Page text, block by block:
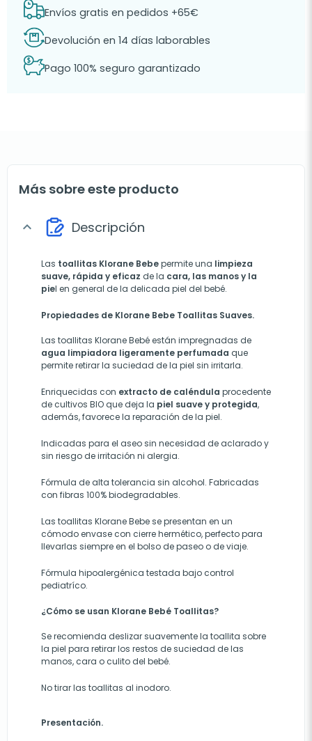
Envíos gratis en pedidos +65€
Devolución en 14 días laborables
Pago 100% seguro garantizado
Más sobre este producto
expand_more Descripción
Las toallitas Klorane Bebepermite una limpieza
suave, rápida y eficaz de la cara, las manos y la
piel en general de la delicada piel del bebé.
Propiedades de Klorane Bebe Toallitas Suaves.
Las toallitas Klorane Bebé están impregnadas de
agua limpiadora ligeramente perfumada que
permite retirar la suciedad de la piel sin irritarla.
Enriquecidas con extracto de caléndula procedente
de cultivos BIO que deja la piel suave y protegida,
además, favorece la reparación de la piel.
Indicadas para el aseo sin necesidad de aclarado y
sin riesgo de irritación ni alergia.
Fórmula de alta tolerancia sin alcohol. Fabricadas
con fibras 100% biodegradables.
Las toallitas Klorane Bebe se presentan en un
cómodo envase con cierre hermético, perfecto para
llevarlas siempre en el bolso de paseo o de viaje.
Fórmula hipoalergénica testada bajo control
pediatríco.
¿Cómo se usan Klorane Bebé Toallitas?
Se recomienda deslizar suavemente la toallita sobre
la piel para retirar los restos de suciedad de las
manos, cara o culito del bebé.
No tirar las toallitas al inodoro.
Presentación.